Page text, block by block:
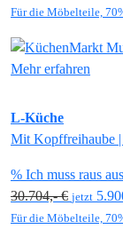
Für die Möbelteile,
Mehr erfahren
L-Küche
Mit Kopffreihaube
% Ich muss raus
30.704,- € jetzt
Für die Möbelteile,